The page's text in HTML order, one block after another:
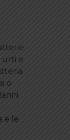
urti e
o
e le